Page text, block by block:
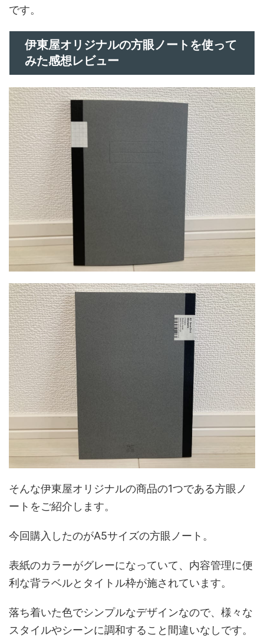
です。
伊東屋オリジナルの方眼ノートを使って
みた感想レビュー
そんな伊東屋オリジナルの商品の1つである方眼ノ
ートをご紹介します。
今回購入したのがA5サイズの方眼ノート。
表紙のカラーがグレーになっていて、内容管理に便
利な背ラベルとタイトル枠が施されています。
落ち着いた色でシンプルなデザインなので、様々な
スタイルやシーンに調和すること間違いなしです。